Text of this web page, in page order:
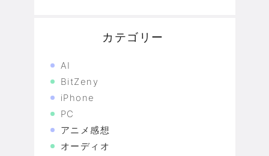
カテゴリー
AI
BitZeny
iPhone
PC
アニメ感想
オーディオ